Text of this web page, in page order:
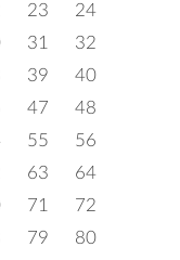
23
24
31
32
39
40
47
48
55
56
63
64
71
72
79
80